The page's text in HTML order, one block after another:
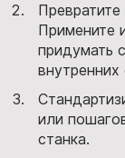
Примените
придумать
внутренних
или
станка.